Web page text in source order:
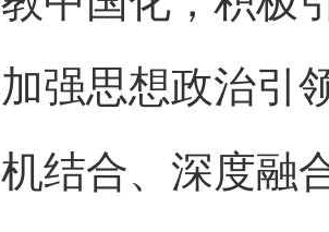
强思想政治引
结合、深度融